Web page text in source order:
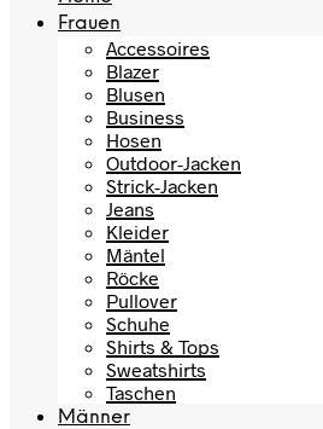
Frauen
Accessoires
Blazer
Blusen
Business
Hosen
Outdoor-Jacken
Strick-Jacken
Jeans
Kleider
Mäntel
Röcke
Pullover
Schuhe
Shirts & Tops
Sweatshirts
Taschen
Männer